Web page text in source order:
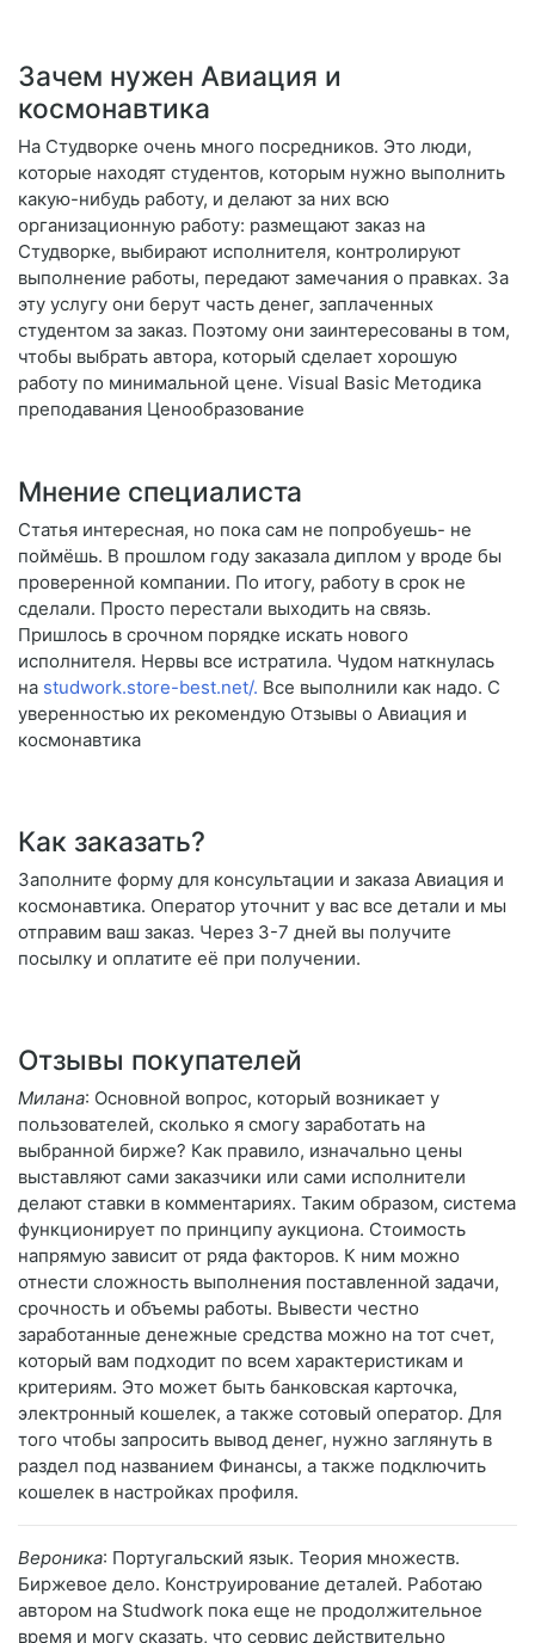
Зачем нужен Авиация и
космонавтика
На Студворке очень много посредников. Это люди,
которые находят студентов, которым нужно выполнить
какую-нибудь работу, и делают за них всю
организационную работу: размещают заказ на
Студворке, выбирают исполнителя, контролируют
выполнение работы, передают замечания о правках. За
эту услугу они берут часть денег, заплаченных
студентом за заказ. Поэтому они заинтересованы в том,
чтобы выбрать автора, который сделает хорошую
работу по минимальной цене. Visual Basic Методика
преподавания Ценообразование
Мнение специалиста
Статья интересная, но пока сам не попробуешь- не
поймёшь. В прошлом году заказала диплом у вроде бы
проверенной компании. По итогу, работу в срок не
сделали. Просто перестали выходить на связь.
Пришлось в срочном порядке искать нового
исполнителя. Нервы все истратила. Чудом наткнулась
на studwork.store-best.net/. Все выполнили как надо. С
уверенностью их рекомендую Отзывы о Авиация и
космонавтика
Как заказать?
Заполните форму для консультации и заказа Авиация и
космонавтика. Оператор уточнит у вас все детали и мы
отправим ваш заказ. Через 3-7 дней вы получите
посылку и оплатите её при получении.
Отзывы покупателей
Милана: Основной вопрос, который возникает у
пользователей, сколько я смогу заработать на
выбранной бирже? Как правило, изначально цены
выставляют сами заказчики или сами исполнители
делают ставки в комментариях. Таким образом, система
функционирует по принципу аукциона. Стоимость
напрямую зависит от ряда факторов. К ним можно
отнести сложность выполнения поставленной задачи,
срочность и объемы работы. Вывести честно
заработанные денежные средства можно на тот счет,
который вам подходит по всем характеристикам и
критериям. Это может быть банковская карточка,
электронный кошелек, а также сотовый оператор. Для
того чтобы запросить вывод денег, нужно заглянуть в
раздел под названием Финансы, а также подключить
кошелек в настройках профиля.
Вероника: Португальский язык. Теория множеств.
Биржевое дело. Конструирование деталей. Работаю
автором на Studwork пока еще не продолжительное
время и могу сказать, что сервис действительно